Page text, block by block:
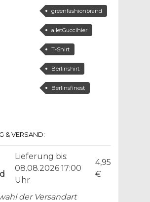
greenfashionbrand
alletGuccihier
T-Shirt
Berlinshirt
Berlinsfinest
& VERSAND:
Lieferung bis:
08.08.2026 17:00
Uhr
4,95
€
der Versandart